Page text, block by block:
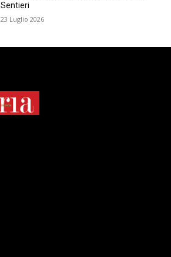
Sentieri
23 Luglio 2026